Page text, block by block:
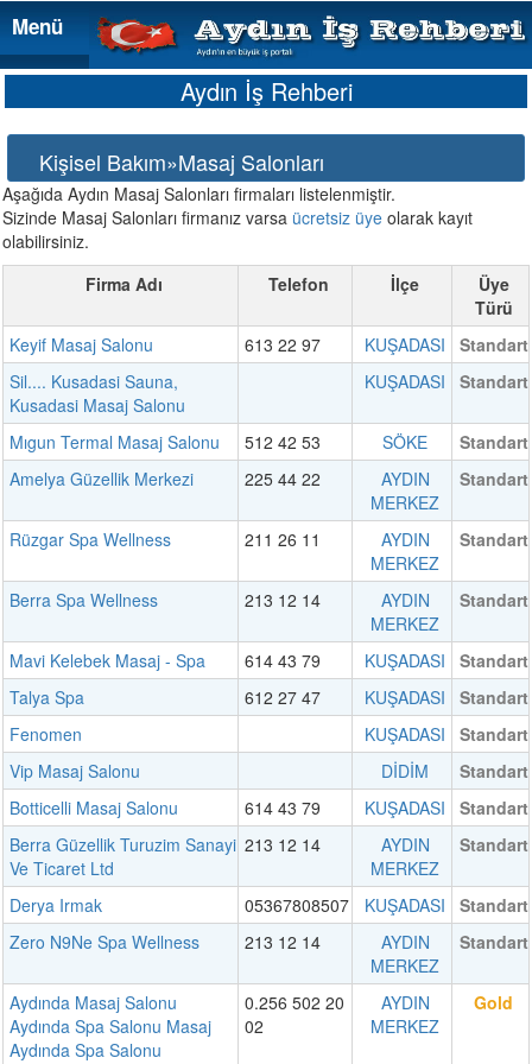
Menü
Menü
Aydın İş Rehberi
Kişisel Bakım»Masaj Salonları
Aşağıda Aydın Masaj Salonları firmaları listelenmiştir.
Sizinde Masaj Salonları firmanız varsa ücretsiz üye olarak kayıt
olabilirsiniz.
Firma Adı
Telefon İlçe
Üye
Türü
Keyif Masaj Salonu
613 22 97 KUŞADASI
Standart
Sil.... Kusadasi Sauna,
Kusadasi Masaj Salonu
KUŞADASI Standart
Mıgun Termal Masaj Salonu 512 42 53 SÖKE
Standart
Amelya Güzellik Merkezi
225 44 22
AYDIN
MERKEZ
Standart
Rüzgar Spa Wellness 211 26 11
AYDIN
MERKEZ
Standart
Berra Spa Wellness 213 12 14
AYDIN
MERKEZ
Standart
Mavi Kelebek Masaj - Spa 614 43 79 KUŞADASI
Standart
Talya Spa
612 27 47 KUŞADASI
Standart
Fenomen
KUŞADASI
Standart
Vip Masaj Salonu
DİDİM
Standart
Botticelli Masaj Salonu
614 43 79 KUŞADASI
Standart
Berra Güzellik Turuzim Sanayi
Ve Ticaret Ltd
213 12 14
AYDIN
MERKEZ
Standart
Derya Irmak 05367808507 KUŞADASI
Standart
Zero N9Ne Spa Wellness
213 12 14
AYDIN
MERKEZ
Standart
Aydında Masaj Salonu
Aydında Spa Salonu Masaj
Aydında Spa Salonu
0.256 502 20
02
AYDIN
MERKEZ
Gold